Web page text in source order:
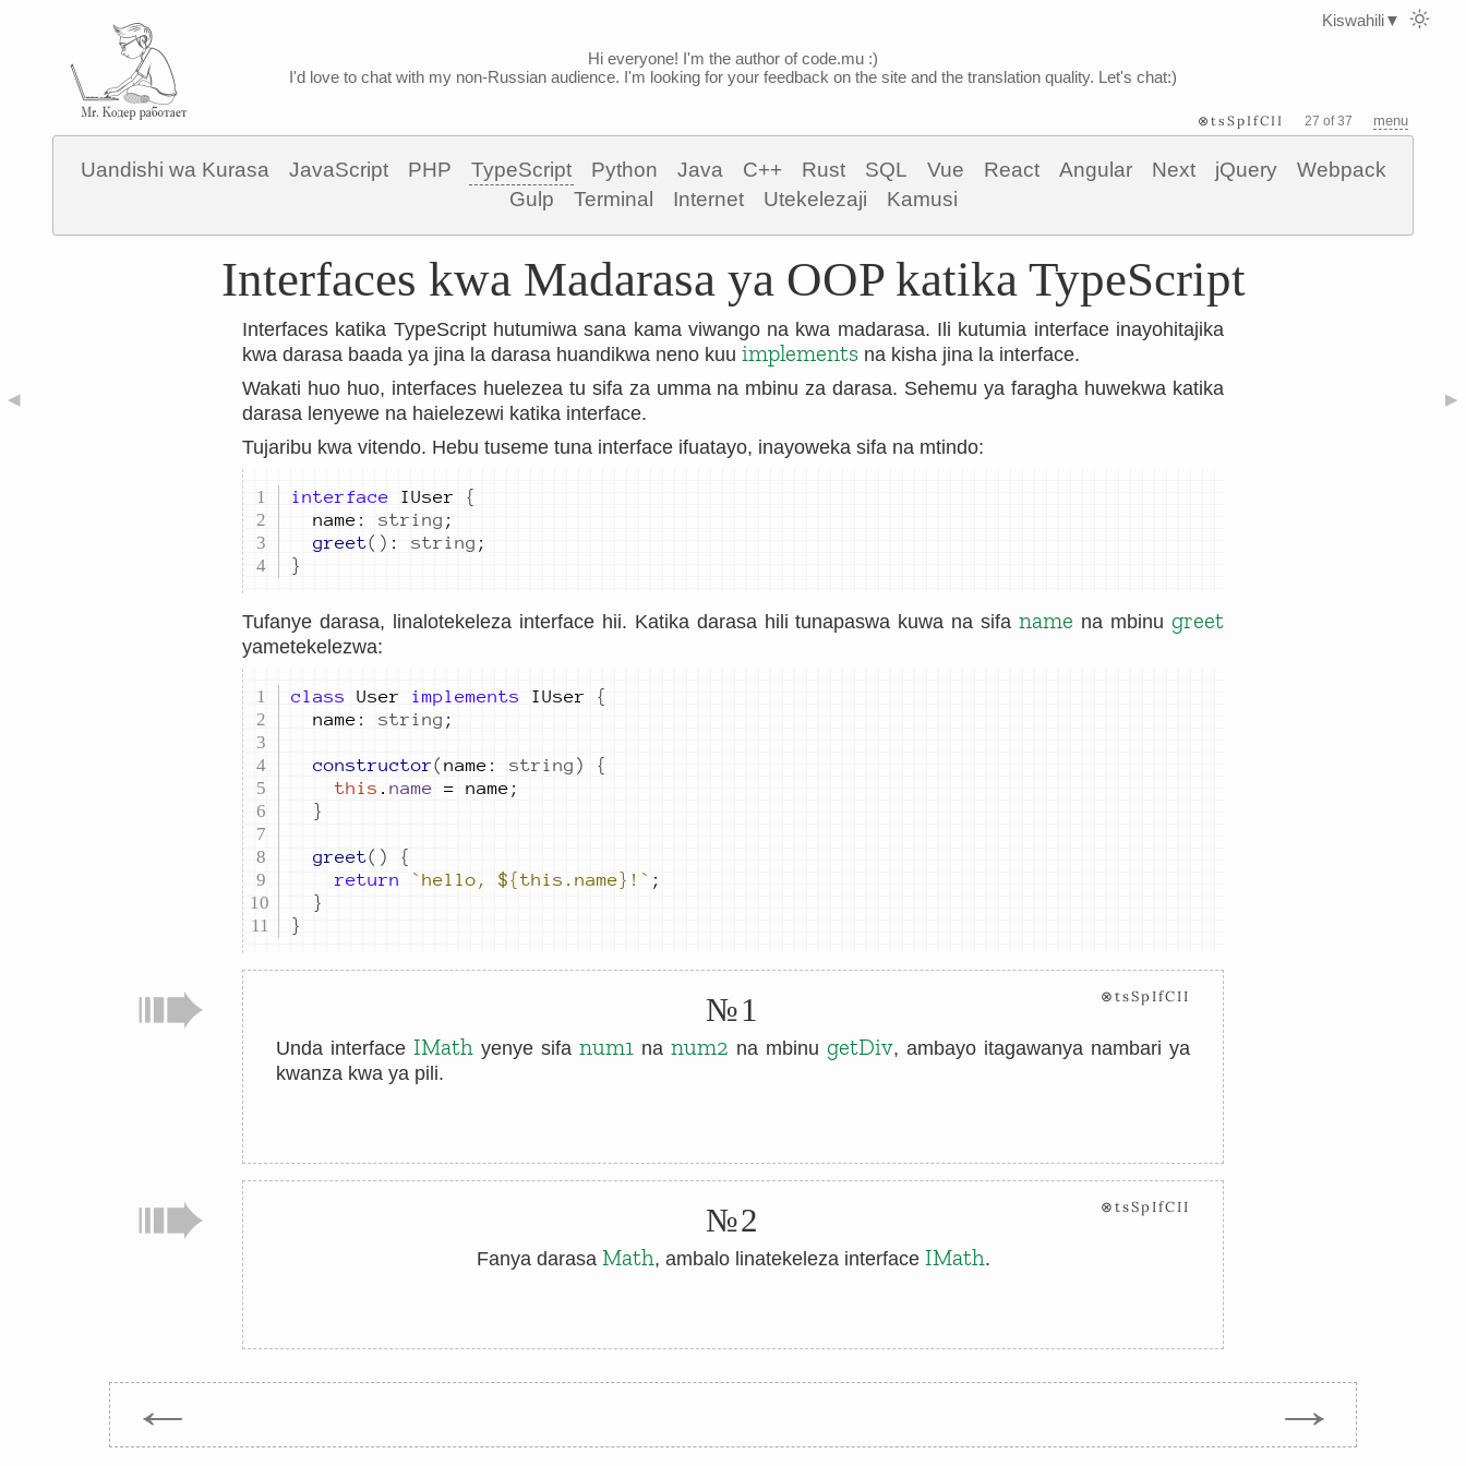
Hi everyone! I'm the author of code.mu :)
I'd love to chat with my non-Russian audience. I'm looking for your feedback on the site and the translation quality. Let's chat:)
⊗tsSpIfCII 27 of 37 menu
Uandishi wa Kurasa JavaScript PHP TypeScript Python Java C++ Rust SQL Vue React Angular Next jQuery
Webpack
Gulp
Terminal Internet Utekelezaji Kamusi
◀ ▶
Interfaces kwa Madarasa ya OOP katika TypeScript
Interfaces katika TypeScript hutumiwa sana kama viwango na kwa madarasa. Ili kutumia interface inayohitajika
kwa darasa baada ya jina la darasa huandikwa neno kuu implements na kisha jina la interface.
Wakati huo huo, interfaces huelezea tu sifa za umma na mbinu za darasa. Sehemu ya faragha huwekwa katika
darasa lenyewe na haielezewi katika interface.
Tujaribu kwa vitendo. Hebu tuseme tuna interface ifuatayo, inayoweka sifa na mtindo:
interface IUser
{
name : string ;
greet() : string ;
}
Tufanye darasa, linalotekeleza interface hii. Katika darasa hili tunapaswa kuwa na sifaname na mbinu greet
yametekelezwa:
class User implements IUser
{
name : string ;
constructor( name : string )
{
this . name = name ;
}
greet()
{
return
` hello, ${this.name} ! ` ;
}
}
№1 ⊗tsSpIfCII
Unda interface IMath yenye sifa num1 na num2 na mbinu getDiv, ambayo itagawanya nambari ya
kwanza kwa ya pili.
№2 ⊗tsSpIfCII
Fanya darasa Math, ambalo linatekeleza interface IMath.
← →
Kiswahili▼